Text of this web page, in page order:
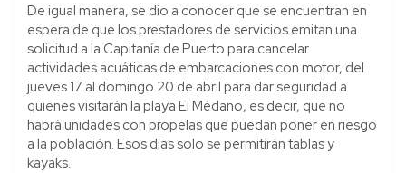
De igual manera, se dio a conocer que se encuentran en
espera de que los prestadores de servicios emitan una
solicitud a la Capitanía de Puerto para cancelar
actividades acuáticas de embarcaciones con motor, del
jueves 17 al domingo 20 de abril para dar seguridad a
quienes visitarán la playa El Médano, es decir, que no
habrá unidades con propelas que puedan poner en riesgo
a la población. Esos días solo se permitirán tablas y
kayaks.